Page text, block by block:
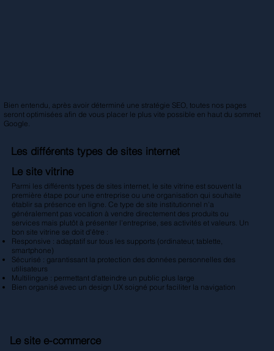
Les différents types de sites internet
Le site vitrine
Parmi les différents types de sites internet, le site vitrine est souvent la
première étape pour une entreprise ou une organisation qui souhaite
établir sa présence en ligne. Ce type de site institutionnel n'a
généralement pas vocation à vendre directement des produits ou
services mais plutôt à présenter l'entreprise, ses activités et valeurs. Un
bon site vitrine se doit d'être :
Responsive : adaptatif sur tous les supports (ordinateur, tablette,
smartphone)
Sécurisé : garantissant la protection des données personnelles des
utilisateurs
Multilingue : permettant d'atteindre un public plus large
Bien organisé avec un design UX soigné pour faciliter la navigation
Le site e-commerce
Bien entendu, après avoir déterminé une stratégie SEO, toutes nos pages
seront optimisées afin de vous placer le plus vite possible en haut du sommet
Google.